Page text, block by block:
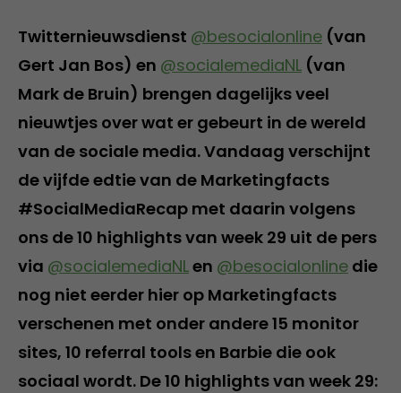
Twitternieuwsdienst @besocialonline (van
Gert Jan Bos) en @socialemediaNL (van
Mark de Bruin) brengen dagelijks veel
nieuwtjes over wat er gebeurt in de wereld
van de sociale media. Vandaag verschijnt
de vijfde edtie van de Marketingfacts
#SocialMediaRecap met daarin volgens
ons de 10 highlights van week 29 uit de pers
via @socialemediaNLen @besocialonline die
nog niet eerder hier op Marketingfacts
verschenen met onder andere 15 monitor
sites, 10 referral tools en Barbie die ook
sociaal wordt. De 10 highlights van week 29: